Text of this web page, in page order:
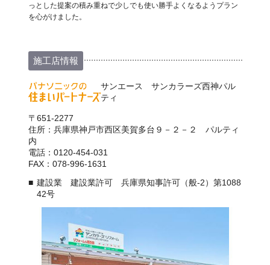
っとした提案の積み重ねで少しでも使い勝手よくなるようプラン
を心がけました。
施工店情報
サンエース サンカラーズ西神パル
ティ
〒651-2277
住所：兵庫県神戸市西区美賀多台９－２－２ パルティ
内
電話：0120-454-031
FAX：078-996-1631
建設業 建設業許可 兵庫県知事許可（般-2）第1088
42号